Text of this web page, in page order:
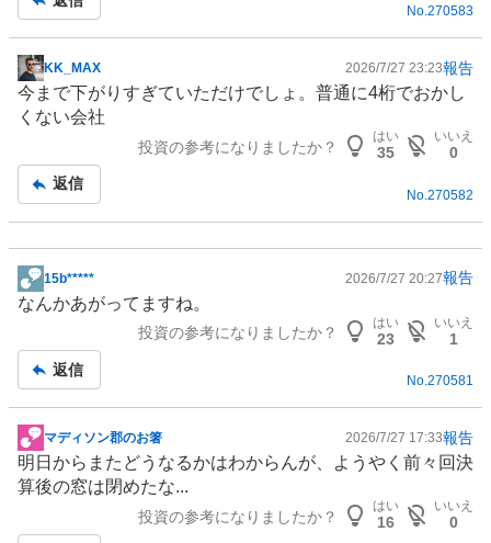
事
No.270583
掲
示
板
KK_MAX 2026/7/27 23:23報告
今まで下がりすぎていただけでしょ。普通に4桁でおかし
くない会社
投資の参考になりましたか？
はい
35
いいえ
0
返信
No. 270582
掲
示
事
15b***** 2026/7/27 20:27報告
なんかあがってますね。
投資の参考になりましたか？
はい
23
いいえ
1
返信
No.270581
掲
示
板
マディソン郡のお箸 2026/7/27 17:33報告
明日からまたどうなるかはわからんが、ようやく前々回決
算後の窓は閉めたな...
投資の参考になりましたか？
はい
16
いいえ
0